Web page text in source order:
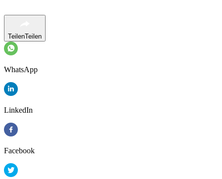
TeilenTeilen
WhatsApp
LinkedIn
Facebook